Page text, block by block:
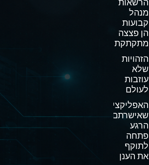
מנהל
קבועות
הן פצצה
מתקתקת
הזהויות
שלא
עוזבות
לעולם
האפליקציה
שאישרתם
הרגע
פתחה
לתוקף
את הענן